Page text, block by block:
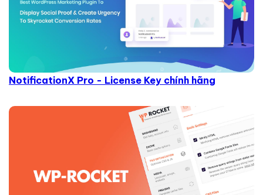
NotificationX Pro - License Key chính hãng